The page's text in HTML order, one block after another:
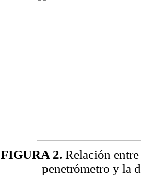
FIGURA 2. Relación
penetrómetro y la